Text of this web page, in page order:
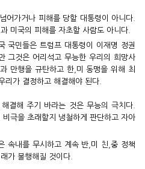
어가거나 피해를 당할 대통령이 아니다.
미국의 피해를 자초할 사람도 아니다.
국민들은 트럼프 대통령이 이재명 정권
그것은 어리석고 무능한 우리의 희망사
만행을 규탄하고 한,미 동맹을 위해 최
리가 결정하고 해결해야 된다.
결해 주기 바라는 것은 무능의 극치다.
극을 초래할지 냉철하게 판단하고 자아
속내를 무시하고 계속 반,미 친,중 정책
가 불행해질 것이다.